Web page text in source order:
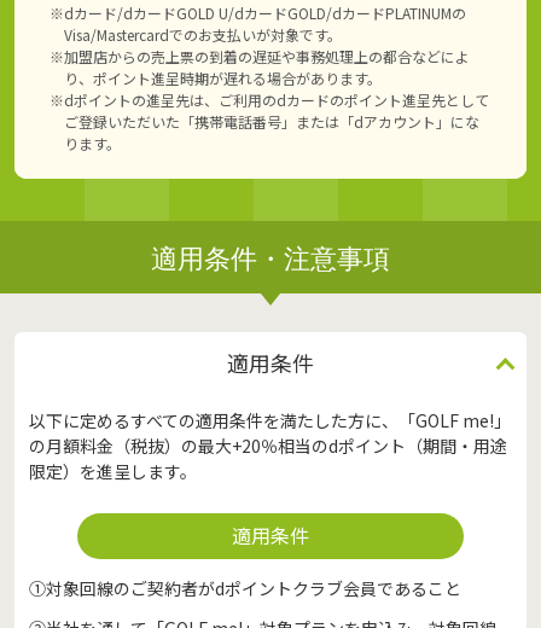
※dカード/dカードGOLD U/dカードGOLD/dカードPLATINUMの
Visa/Mastercardでのお支払いが対象です。
※加盟店からの売上票の到着の遅延や事務処理上の都合などによ
り、ポイント進呈時期が遅れる場合があります。
※dポイントの進呈先は、ご利用のdカードのポイント進呈先として
ご登録いただいた「携帯電話番号」または「dアカウント」にな
ります。
適用条件・注意事項
適用条件
以下に定めるすべての適用条件を満たした方に、「GOLF me!」
の月額料金（税抜）の最大+20％相当のdポイント（期間・用途
限定）を進呈します。
適用条件
①対象回線のご契約者がdポイントクラブ会員であること